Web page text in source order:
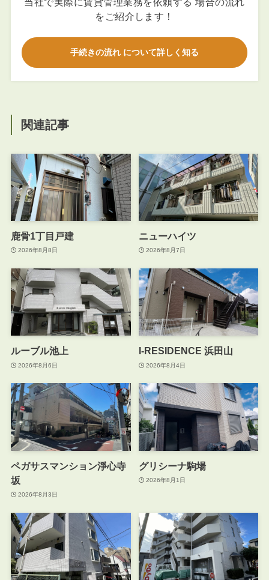
をご紹介します！
手続きの流れ について詳しく知る
関連記事
鹿骨1丁目戸建
2026年8月8日
ニューハイツ
2026年8月7日
ルーブル池上
2026年8月6日
I-RESIDENCE 浜田山
2026年8月4日
ペガサスマンション淨心寺
坂
2026年8月3日
グリシーナ駒場
2026年8月1日